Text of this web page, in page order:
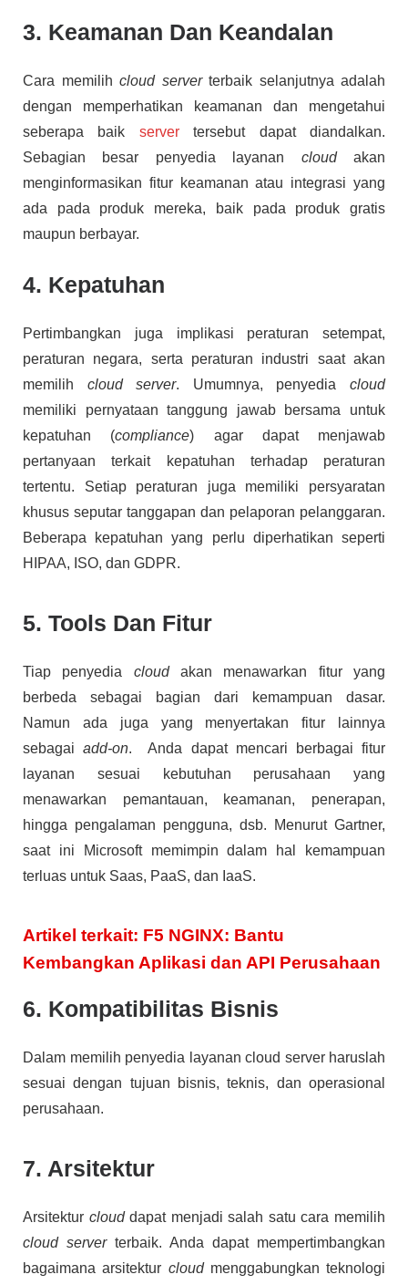
3. Keamanan Dan Keandalan
Cara memilih cloud serverterbaik selanjutnya adalah
dengan memperhatikan keamanan dan mengetahui
seberapa baik servertersebut dapat diandalkan.
Sebagian besar penyedia layanan cloudakan
menginformasikan fitur keamanan atau integrasi yang
ada pada produk mereka, baik pada produk gratis
maupun berbayar.
4. Kepatuhan
Pertimbangkan juga implikasi peraturan setempat,
peraturan negara, serta peraturan industri saat akan
memilih cloud server. Umumnya, penyediacloud
memiliki pernyataan tanggung jawab bersama untuk
kepatuhan (compliance) agar dapat menjawab
pertanyaan terkait kepatuhan terhadap peraturan
tertentu. Setiap peraturan juga memiliki persyaratan
khusus seputar tanggapan dan pelaporan pelanggaran.
Beberapa kepatuhan yang perlu diperhatikan seperti
HIPAA, ISO, dan GDPR.
5. Tools Dan Fitur
Tiap penyedia cloudakan menawarkan fitur yang
berbeda sebagai bagian dari kemampuan dasar.
Namun ada juga yang menyertakan fitur lainnya
sebagaiadd-on. Anda dapat mencari berbagai fitur
layanan sesuai kebutuhan perusahaan yang
menawarkan pemantauan, keamanan, penerapan,
hingga pengalaman pengguna, dsb. Menurut Gartner,
saat ini Microsoft memimpin dalam hal kemampuan
terluas untuk Saas, PaaS, dan IaaS.
Artikel terkait: F5 NGINX: Bantu
Kembangkan Aplikasi dan API Perusahaan
6. Kompatibilitas Bisnis
Dalam memilih penyedia layanan cloud server haruslah
sesuai dengan tujuan bisnis, teknis, dan operasional
perusahaan.
7. Arsitektur
Arsitektur clouddapat menjadi salah satu cara memilih
cloud serverterbaik. Anda dapat mempertimbangkan
bagaimana arsitektur cloudmenggabungkan teknologi